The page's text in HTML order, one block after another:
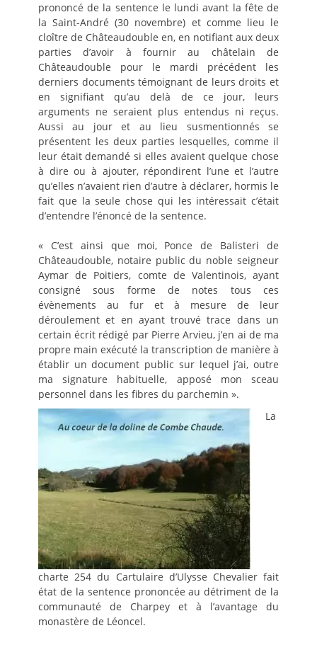
prononcé de la sentence le lundi avant la fête de
la Saint-André (30 novembre) et comme lieu le
cloître de Châteaudouble en, en notifiant aux deux
parties d’avoir à fournir au châtelain de
Châteaudouble pour le mardi précédent les
derniers documents témoignant de leurs droits et
en signifiant qu’au delà de ce jour, leurs
arguments ne seraient plus entendus ni reçus.
Aussi au jour et au lieu susmentionnés se
présentent les deux parties lesquelles, comme il
leur était demandé si elles avaient quelque chose
à dire ou à ajouter, répondirent l’une et l’autre
qu’elles n’avaient rien d’autre à déclarer, hormis le
fait que la seule chose qui les intéressait c’était
d’entendre l’énoncé de la sentence.
« C’est ainsi que moi, Ponce de Balisteri de
Châteaudouble, notaire public du noble seigneur
Aymar de Poitiers, comte de Valentinois, ayant
consigné sous forme de notes tous ces
évènements au fur et à mesure de leur
déroulement et en ayant trouvé trace dans un
certain écrit rédigé par Pierre Arvieu, j’en ai de ma
propre main exécuté la transcription de manière à
établir un document public sur lequel j’ai, outre
ma signature habituelle, apposé mon sceau
personnel dans les fibres du parchemin ».
La
charte 254 du Cartulaire d’Ulysse Chevalier fait
état de la sentence prononcée au détriment de la
communauté de Charpey et à l’avantage du
monastère de Léoncel.